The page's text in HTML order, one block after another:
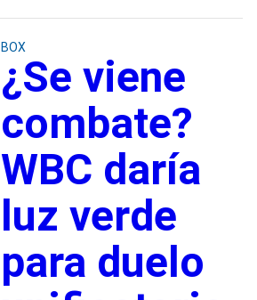
BOX
¿Se viene
combate?
WBC daría
luz verde
para duelo